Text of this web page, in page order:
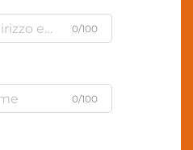
0/100
0/100